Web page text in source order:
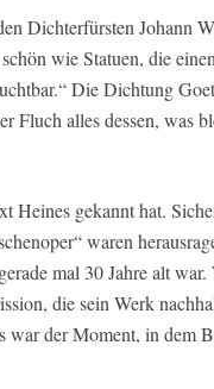
Dichterfürsten Johann
wie Statuen, die
Die Dichtung
Fluch alles dessen, was
Heines gekannt hat.
waren
mal 30 Jahre alt
die sein Werk
war der Moment, in dem